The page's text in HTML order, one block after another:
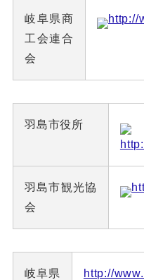
岐阜県商
工会連合
会
http://
羽島市役所
羽島市観光協
会
岐阜県
http://